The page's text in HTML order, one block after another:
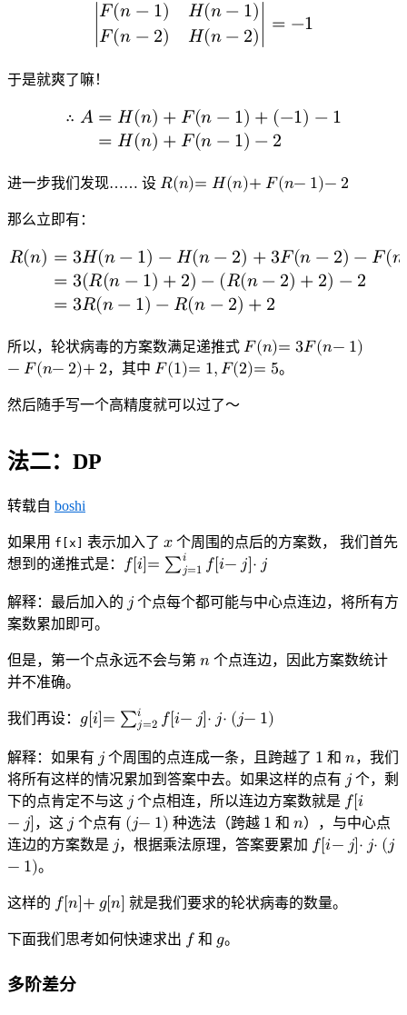
𝐹 (𝑛 − 1) 𝐻(𝑛− 1)
𝐹 (𝑛 − 2) 𝐻(𝑛− 2) = −1
于是就爽了嘛！
∴ 𝐴 = 𝐻(𝑛) + 𝐹(𝑛 − 1) + (−1) − 1
= 𝐻(𝑛) + 𝐹(𝑛 − 1) − 2
进一步我们发现…… 设 𝑅(𝑛)= 𝐻(𝑛)+𝐹(𝑛− 1)− 2
那么立即有：
𝑅(𝑛) = 3𝐻(𝑛− 1) − 𝐻(𝑛− 2) +3𝐹(𝑛 − 2) − 𝐹 (𝑛
= 3(𝑅(𝑛 − 1) + 2) − (𝑅(𝑛− 2) + 2) − 2
= 3𝑅(𝑛− 1) − 𝑅(𝑛 − 2) + 2
所以，轮状病毒的方案数满足递推式 𝐹(𝑛)= 3𝐹(𝑛− 1)
−𝐹(𝑛− 2)+ 2，其中 𝐹(1)= 1,𝐹(2)= 5。
然后随手写一个高精度就可以过了～
法二：DP
转载自 boshi
如果用 f[x] 表示加入了 𝑥
x
个周围的点后的方案数， 我们首先
想到的递推式是： 𝑓[𝑖]= ∑𝑖
𝑗=1 𝑓[𝑖−𝑗]⋅𝑗
解释：最后加入的 𝑗
j
个点每个都可能与中心点连边，将所有方
案数累加即可。
但是，第一个点永远不会与第 𝑛
n
个点连边，因此方案数统计
并不准确。
我们再设： 𝑔[𝑖]= ∑𝑖
𝑗=2 𝑓[𝑖−𝑗]⋅𝑗⋅ (𝑗− 1)
解释：如果有 𝑗
j
个周围的点连成一条，且跨越了 1
1
和𝑛
n
，我们
将所有这样的情况累加到答案中去。如果这样的点有 𝑗
j
个，剩
下的点肯定不与这 𝑗
j
个点相连，所以连边方案数就是 𝑓[𝑖
−𝑗]
f[i−j]
，这 𝑗
j
个点有 (𝑗− 1)
(j−1)
种选法（跨越 1
1
和𝑛
n
），与中心点
连边的方案数是 𝑗
j
，根据乘法原理，答案要累加 𝑓[𝑖−𝑗]⋅𝑗⋅ (𝑗
− 1)。
这样的 𝑓[𝑛]+𝑔[𝑛] 就是我们要求的轮状病毒的数量。
下面我们思考如何快速求出 𝑓和 𝑔。
多阶差分